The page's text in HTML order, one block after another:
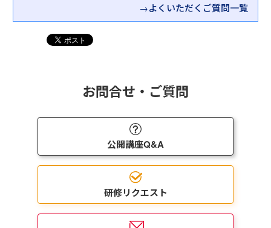
秀であればあるほど、「自分でやった方が早い」の
悪循環に陥る傾向があります。
本研修は、多忙なプレイングマネージャーの皆様
裕がない」「業務チェックの効率が悪い」といった
トについて学んでいただきます。
その他、現場業務のマネジメント方法に主眼を置い
た「現場マネージャー研修」もございます。
現場マネージャーには、自身の業務管理よりもチー
ム全体の管理を求められる機会が増えます。本研修
では、現場マネージャーの役割と業務管理のポイン
トを理解するとともに、職場での中間役として上司
や部下とのコミュニケーションにおけるポイントを
→よくいただくご質問一覧
お問合せ・ご質問
公開講座Q&A
研修リクエスト